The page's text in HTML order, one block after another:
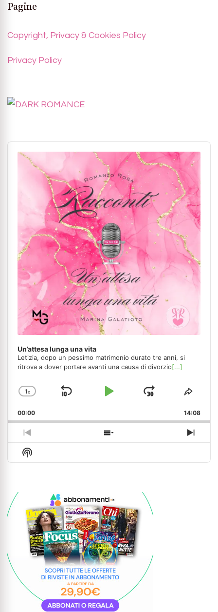
Pagine
Copyright, Privacy & Cookies Policy
Privacy Policy
Audio
Player
Un’attesa lunga una vita
Letizia, dopo un pessimo matrimonio durato tre anni, si
ritrova a dover portare avanti una causa di divorzio[...]
Change
Rate
1x
Skip
Play
Jump
Forward
Share
00:00 14:08
Previous
Episode
Show
Episodes
Next
Show
Podcast